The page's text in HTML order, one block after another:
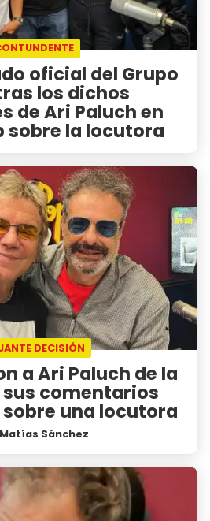
oficial del Grupo
los dichos
de Ari Paluch en
sobre la locutora
DECISIÓN
a Ari Paluch de la
comentarios
una locutora
Matías Sánchez